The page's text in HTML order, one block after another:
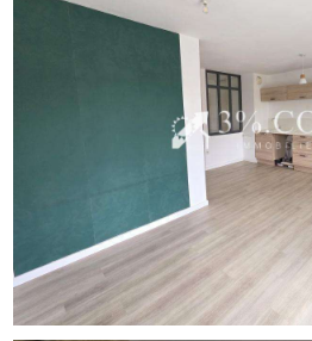
l'acquéreur).
Charges de copropriété : 130
chaude/froide, chauffage et fonds
Taxe foncière : 754 EUR.
Performances énergétiques :
consommation). Estimation des
EUR et 880 EUR (année de
Une visite s'impose !
Contactez Thibaud
immobilier (RSAC Lille